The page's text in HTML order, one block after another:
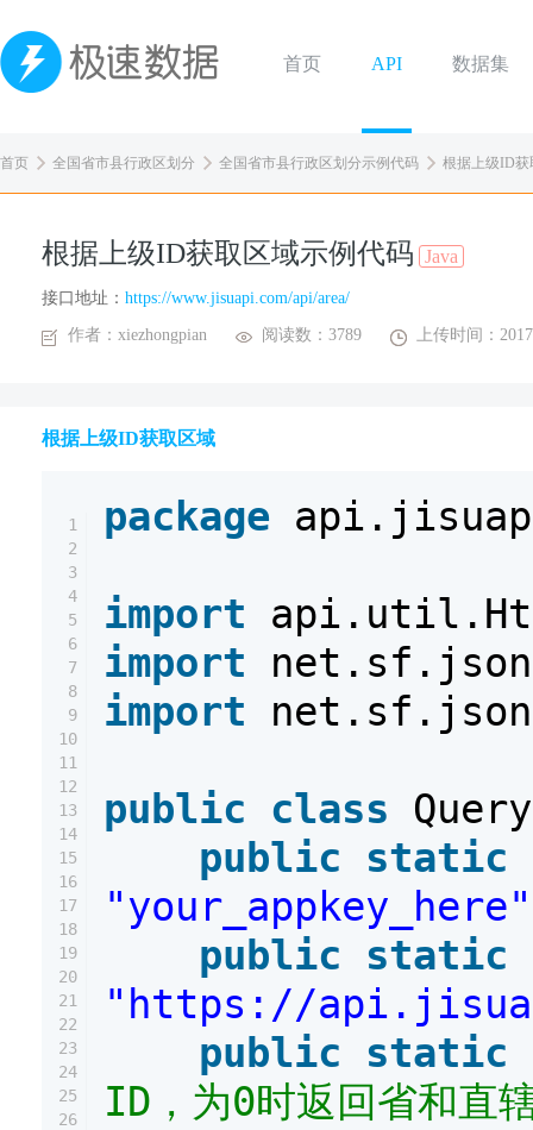
首页 API 数据集
首页 全国省市县行政区划分 全国省市县行政区划分示例代码 根据上级ID获
根据上级ID获取区域示例代码 Java
接口地址： https://www.jisuapi.com/api/area/
作者：xiezhongpian 阅读数：3789 上传时间：
根据上级ID获取区域
1
2
3
4
5
6
7
8
9
10
11
12
13
14
15
16
17
18
19
20
21
22
23
24
25
26
package
import
import
import
public class
public static
"your_appkey_here"
public static
"https://
public static
ID，为0时返回省和直